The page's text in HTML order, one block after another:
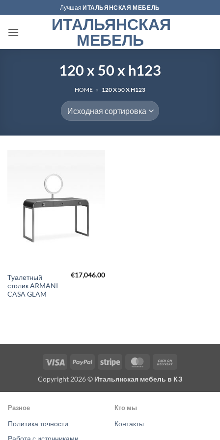
to
content
ЛучшаяИТАЛЬЯНСКАЯ МЕБЕЛЬ
ИТАЛЬЯНСКАЯ
МЕБЕЛЬ
120 x 50 x h123
HOME » 120 X 50 X H123
Туалетный
столик ARMANI
CASA GLAM
€17,046.00
Visa PayPal Stripe MasterCard
Delivery
Copyright 2026 © Итальянская мебель в КЗ
Разное
Политика точности
Кто мы
Контакты